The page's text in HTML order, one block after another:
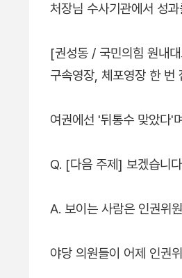
처장님 수사기관에서 성
[권성동 / 국민의힘 원내
구속영장, 체포영장 한 번
여권에선 '뒤통수 맞았다'
Q. [다음 주제] 보겠습니
A. 보이는 사람은 인권위
야당 의원들이 어제 인권